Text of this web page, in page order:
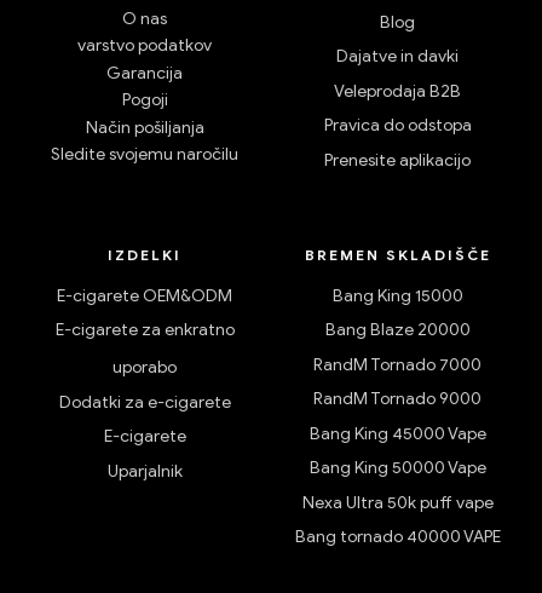
O nas
varstvo podatkov
Garancija
Pogoji
Način pošiljanja
Sledite svojemu naročilu
Blog
Dajatve in davki
Veleprodaja B2B
Pravica do odstopa
Prenesite aplikacijo
IZDELKI
E-cigarete OEM&ODM
E-cigarete za enkratno
uporabo
Dodatki za e-cigarete
E-cigarete
Uparjalnik
BREMEN SKLADIŠČE
Bang King 15000
Bang Blaze 20000
RandM Tornado 7000
RandM Tornado 9000
Bang King 45000 Vape
Bang King 50000 Vape
Nexa Ultra 50k puff vape
Bang tornado 40000 VAPE